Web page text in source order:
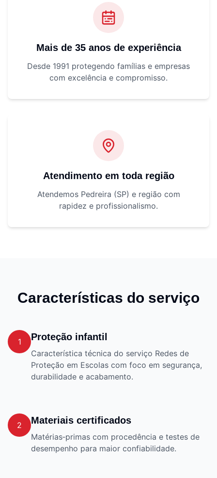
Mais de 35 anos de experiência
Desde 1991 protegendo famílias e empresas
com excelência e compromisso.
Atendimento em toda região
Atendemos Pedreira (SP) e região com
rapidez e profissionalismo.
Características do serviço
1 Proteção infantil
Característica técnica do serviço Redes de
Proteção em Escolas com foco em segurança,
durabilidade e acabamento.
2 Materiais certificados
Matérias‑primas com procedência e testes de
desempenho para maior confiabilidade.